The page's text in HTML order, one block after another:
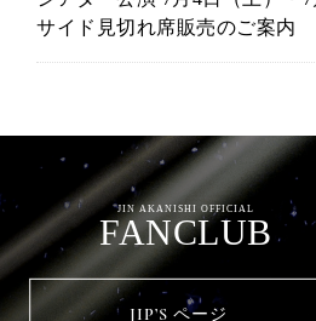
サイド見切れ席販売のご案内
JIN AKANISHI OFFICIAL
FANCLUB
JIP’S ページ